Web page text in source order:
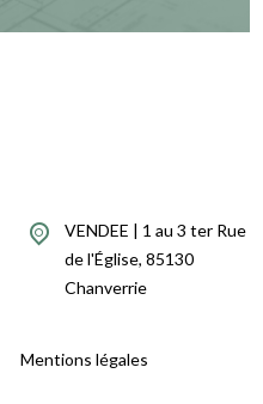
VENDEE | 1 au 3 ter Rue
de l'Église, 85130
Chanverrie
Mentions légales